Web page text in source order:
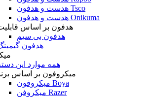
هدست و هدفون Tsco
هدست و هدفون Onikuma
هدفون بر اساس
هدفون بی سیم
هدفون
همه موارد این
میکروفون بر اساس
میکروفون Boya
میکروفن Razer